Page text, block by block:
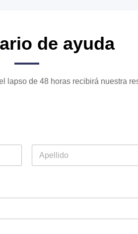
de ayuda
lapso de 48 horas recibirá nuestra